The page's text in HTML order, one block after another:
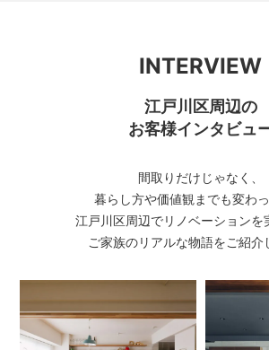
INTERVIEW
江戸川区周辺の
お客様インタビュ
間取りだけじゃなく、
暮らし方や価値観までも変
江戸川区周辺でリノベーションを
ご家族のリアルな物語をご紹介